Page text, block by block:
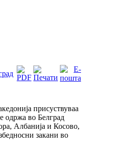
присуствуваа
одржа во Белград
Албанија и Косово,
закани во